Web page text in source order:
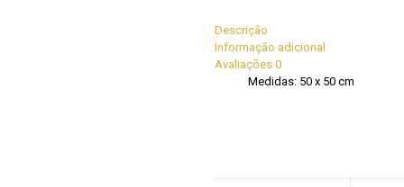
Descrição
Informação adicional
Avaliações 0
Medidas: 50 x 50 cm